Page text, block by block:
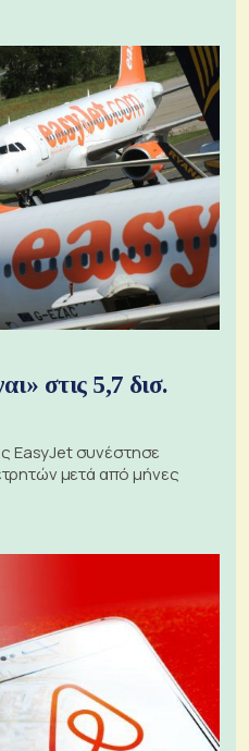
στις 5,7 δισ.
EasyJet συνέστησε
μετά από μήνες